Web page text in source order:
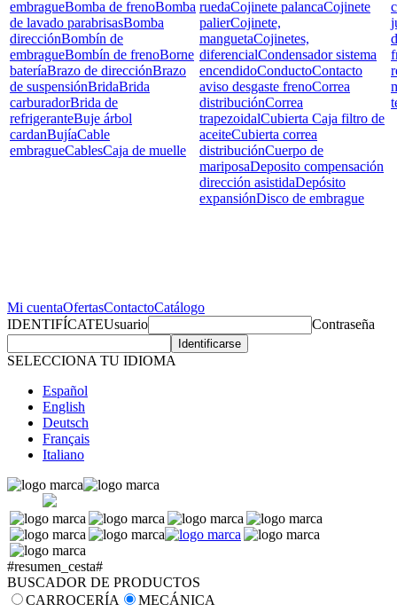
embragueBomba de frenoBomba
de lavado parabrisasBomba
direcciónBombín de
embragueBombín de frenoBorne
bateríaBrazo de direcciónBrazo
de suspensiónBridaBrida
carburadorBrida de
refrigeranteBuje árbol
cardanBujíaCable
embragueCablesCaja de muelle
ruedaCojinete palancaCojinete
palierCojinete,
manguetaCojinetes,
diferencialCondensador sistema
encendidoConductoContacto
aviso desgaste frenoCorrea
distribuciónCorrea
trapezoidalCubierta Caja filtro de
aceiteCubierta correa
distribuciónCuerpo de
mariposaDeposito compensación
dirección asistidaDepósito
expansiónDisco de embrague
Mi cuentaOfertasContactoCatálogo
IDENTIFÍCATEUsuario Contraseña
SELECCIONA TU IDIOMA
Español
English
Deutsch
Français
Italiano
#resumen_cesta#
BUSCADOR DE PRODUCTOS
CARROCERÍA
MECÁNICA